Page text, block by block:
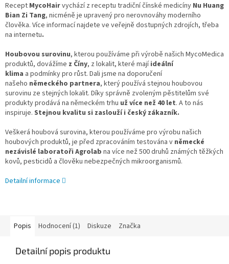
Recept MycoHairvychází z receptu tradiční čínské medicíny Nu Huang
Bian Zi Tang, nicméně je upravený pro nerovnováhy moderního
člověka. Více informací najdete ve veřejně dostupných zdrojích, třeba
na internetu.
Houbovou surovinu, kterou používáme při výrobě našich MycoMedica
produktů, dovážíme z Číny, z lokalit, které majíideální
klima a podmínky pro růst. Dali jsme na doporučení
našeho německého partnera, který používá stejnou houbovou
surovinu ze stejných lokalit. Díky správně zvoleným pěstitelům své
produkty prodává na německém trhu už více než 40 let. A to nás
inspiruje. Stejnou kvalitu si zaslouží i český zákazník.
Veškerá houbová surovina, kterou používáme pro výrobu našich
houbových produktů, je před zpracováním testována v německé
nezávislé laboratoři Agrolab na více než 500 druhů známých těžkých
kovů, pesticidů a člověku nebezpečných mikroorganismů.
Detailní informace
Popis Hodnocení (1) Diskuze Značka
Detailní popis produktu